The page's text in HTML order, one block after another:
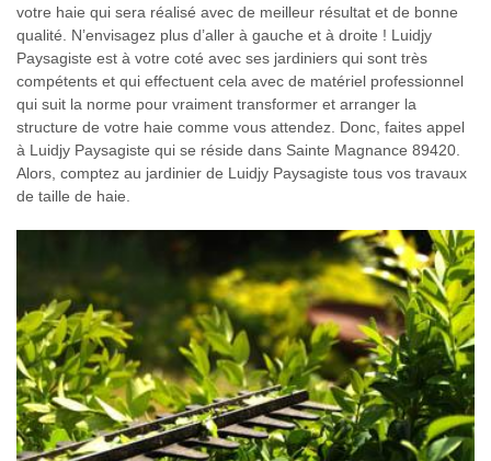
votre haie qui sera réalisé avec de meilleur résultat et de bonne
qualité. N’envisagez plus d’aller à gauche et à droite ! Luidjy
Paysagiste est à votre coté avec ses jardiniers qui sont très
compétents et qui effectuent cela avec de matériel professionnel
qui suit la norme pour vraiment transformer et arranger la
structure de votre haie comme vous attendez. Donc, faites appel
à Luidjy Paysagiste qui se réside dans Sainte Magnance 89420.
Alors, comptez au jardinier de Luidjy Paysagiste tous vos travaux
de taille de haie.